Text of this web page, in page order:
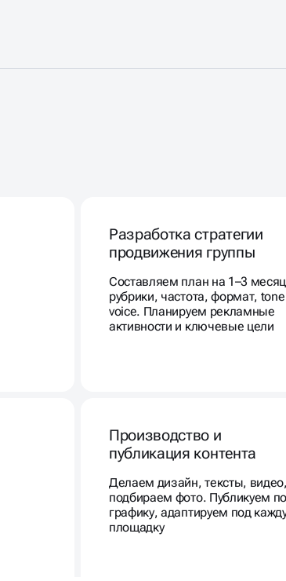
Разработка стратегии
продвижения группы
Составляем план на 1–3
рубрики, частота, формат,
voice. Планируем рекламные
активности и ключевые цели
Производство и
публикация контента
Делаем дизайн, тексты, видео,
подбираем фото. Публикуем по
графику, адаптируем под
площадку